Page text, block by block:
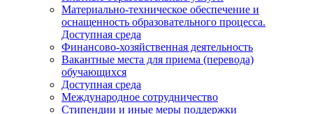
Материально-техническое обеспечение и
оснащенность образовательного процесса.
Доступная среда
Финансово-хозяйственная деятельность
Вакантные места для приема (перевода)
обучающихся
Доступная среда
Международное сотрудничество
Стипендии и иные меры поддержки